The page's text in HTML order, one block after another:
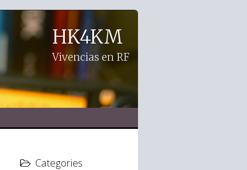
HK4KM
Vivencias en RF
Categories